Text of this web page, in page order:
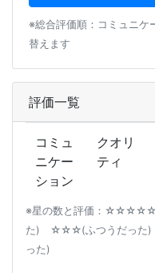
※総合評価順：コミュニケ
替えます
評価一覧
コミュ
ニケー
ション
クオリ
ティ
※星の数と評価：
た) ☆☆☆(ふつうだった
った)